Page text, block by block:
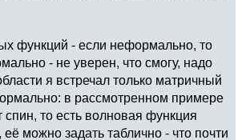
функций - если неформально, то
- не уверен, что смогу, надо
я встречал только матричный
в рассмотренном примере
спин, то есть волновая функция
её можно задать таблично - что почти